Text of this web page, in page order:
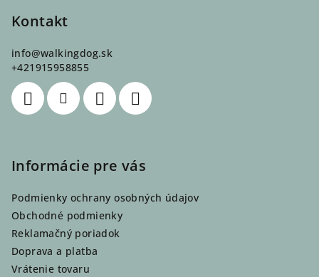
Kontakt
info@walkingdog.sk
+421915958855
Informácie pre vás
Podmienky ochrany osobných údajov
Obchodné podmienky
Reklamačný poriadok
Doprava a platba
Vrátenie tovaru